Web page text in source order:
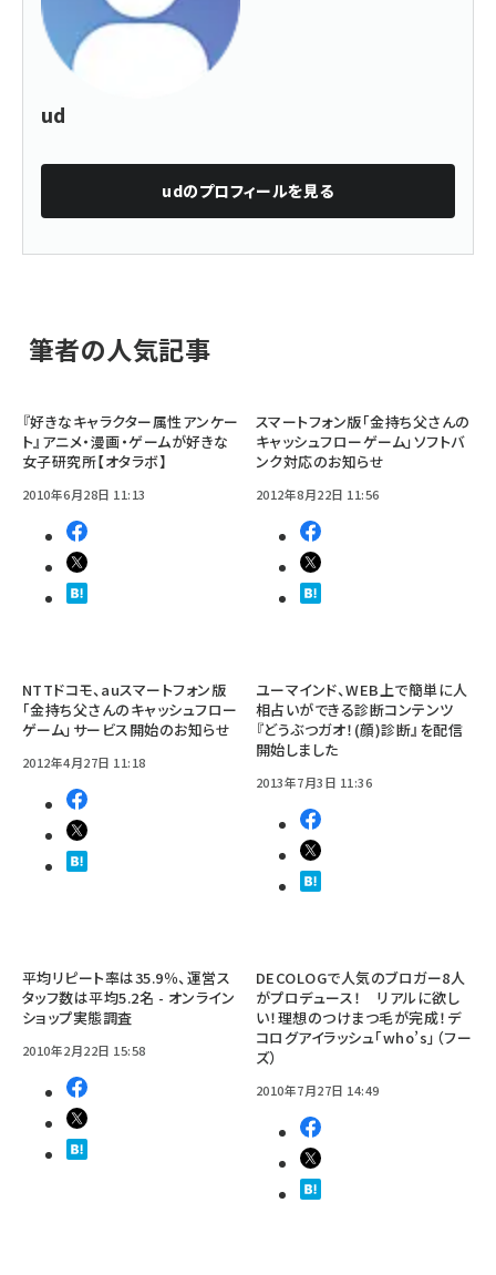
ud
udのプロフィールを見る
筆者の人気記事
『好きなキャラクター属性アンケー
ト』アニメ・漫画・ゲームが好きな
女子研究所【オタラボ】
2010年6月28日 11:13
スマートフォン版「金持ち父さんの
キャッシュフローゲーム」ソフトバ
ンク対応のお知らせ
2012年8月22日 11:56
NTTドコモ、auスマートフォン版
「金持ち父さんのキャッシュフロー
ゲーム」サービス開始のお知らせ
2012年4月27日 11:18
ユーマインド、WEB上で簡単に人
相占いができる診断コンテンツ
『どうぶつガオ！(顔)診断』を配信
開始しました
2013年7月3日 11:36
平均リピート率は35.9％、運営ス
タッフ数は平均5.2名 - オンライン
ショップ実態調査
2010年2月22日 15:58
DECOLOGで人気のブロガー8人
がプロデュース！ リアルに欲し
い！理想のつけまつ毛が完成！デ
コログアイラッシュ「who’s」（フー
ズ）
2010年7月27日 14:49